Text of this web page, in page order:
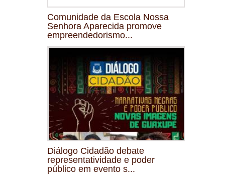
Comunidade da Escola Nossa
Senhora Aparecida promove
empreendedorismo...
Diálogo Cidadão debate
representatividade e poder
público em evento s...